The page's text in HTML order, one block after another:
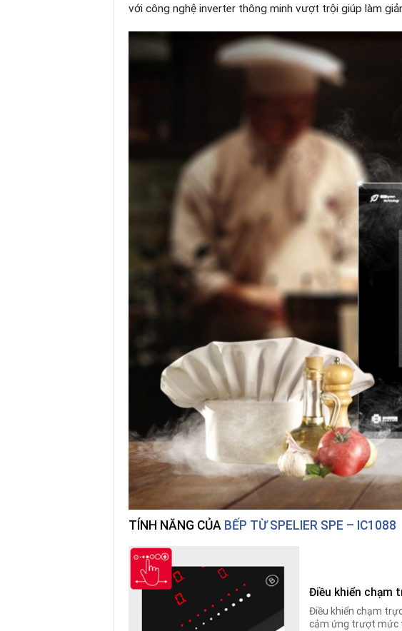
với công nghệ inverter thông minh vượt trội giúp làm
TÍNH NĂNG CỦA BẾP TỪ SPELIER SPE – IC1088
Điều khiển chạm
Điều khiển chạm
cảm ứng trượt mức